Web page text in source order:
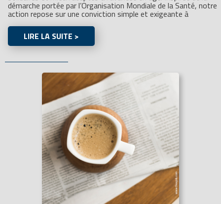
démarche portée par l’Organisation Mondiale de la Santé, notre
action repose sur une conviction simple et exigeante à
LIRE LA SUITE >